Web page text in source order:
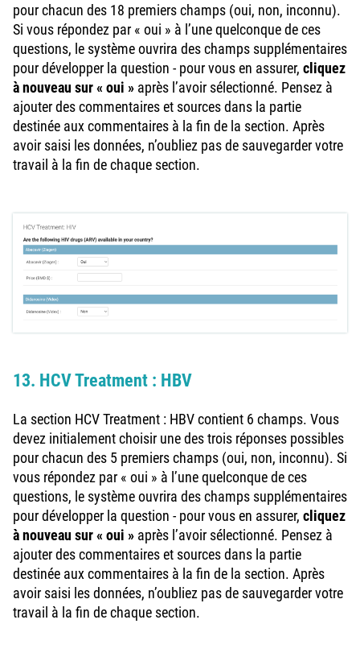
pour chacun des 18 premiers champs (oui, non, inconnu).
Si vous répondez par « oui » à l’une quelconque de ces
questions, le système ouvrira des champs supplémentaires
pour développer la question - pour vous en assurer, cliquez
à nouveau sur « oui » après l’avoir sélectionné. Pensez à
ajouter des commentaires et sources dans la partie
destinée aux commentaires à la fin de la section. Après
avoir saisi les données, n’oubliez pas de sauvegarder votre
travail à la fin de chaque section.
13. HCV Treatment : HBV
La section HCV Treatment : HBV contient 6 champs. Vous
devez initialement choisir une des trois réponses possibles
pour chacun des 5 premiers champs (oui, non, inconnu). Si
vous répondez par « oui » à l’une quelconque de ces
questions, le système ouvrira des champs supplémentaires
pour développer la question - pour vous en assurer, cliquez
à nouveau sur « oui » après l’avoir sélectionné. Pensez à
ajouter des commentaires et sources dans la partie
destinée aux commentaires à la fin de la section. Après
avoir saisi les données, n’oubliez pas de sauvegarder votre
travail à la fin de chaque section.